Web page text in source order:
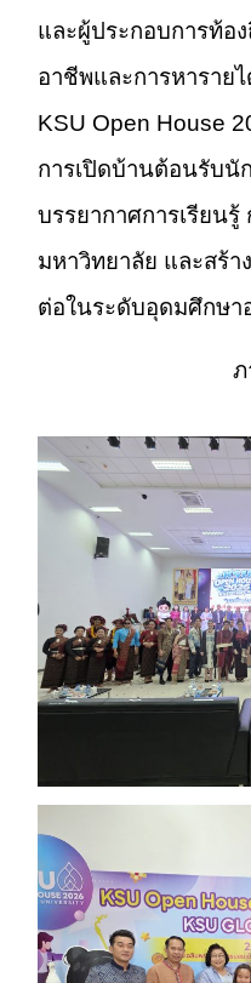
และผู้ประกอบการท้อ
อาชีพและการหารายไ
KSU Open House
การเปิดบ้านต้อนรับนั
บรรยากาศการเรียนรู้
มหาวิทยาลัย และสร้า
ต่อในระดับอุดมศึกษา
ภ